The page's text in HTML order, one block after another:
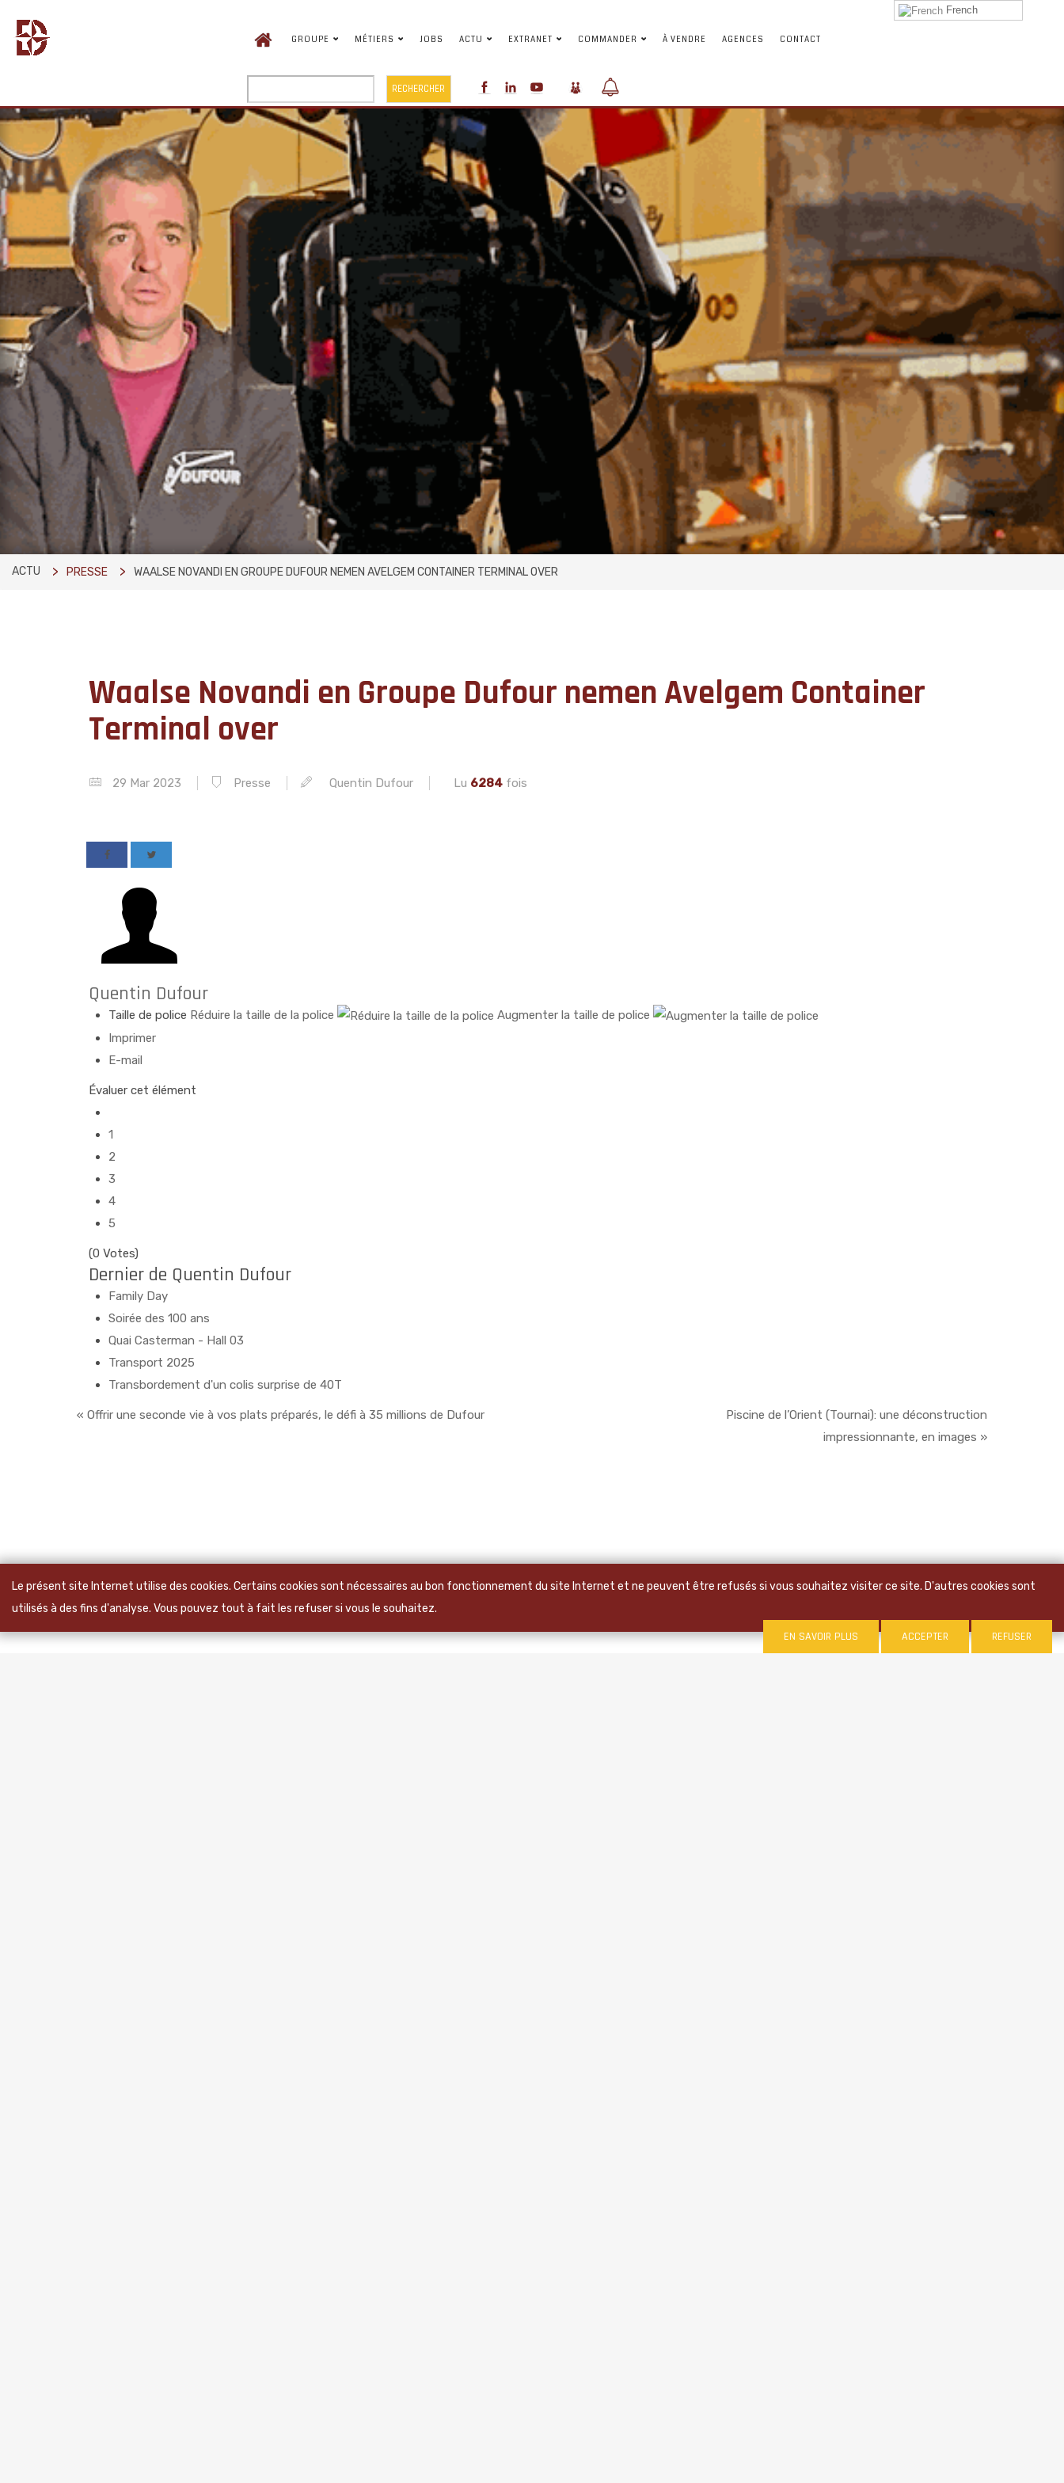
GROUPE MÉTIERS JOBS ACTU EXTRANET COMMANDER À VENDRE AGENCES CONTACT
RECHERCHER
French
ACTU PRESSE WAALSE NOVANDI EN GROUPE DUFOUR NEMEN AVELGEM CONTAINER TERMINAL OVER
Waalse Novandi en Groupe Dufour nemen Avelgem Container
Terminal over
29 Mar 2023 Presse Quentin Dufour Lu 6284 fois
Quentin Dufour
Taille de police Réduire la taille de la police
Augmenter la taille de police
Imprimer
E-mail
Évaluer cet élément
1
2
3
4
5
(0 Votes)
Dernier de Quentin Dufour
Family Day
Soirée des 100 ans
Quai Casterman - Hall 03
Transport 2025
Transbordement d'un colis surprise de 40T
« Offrir une seconde vie à vos plats préparés, le défi à 35 millions de Dufour
Piscine de l’Orient (Tournai): une déconstruction
impressionnante, en images »
Le présent site Internet utilise des cookies. Certains cookies sont nécessaires au bon fonctionnement du site Internet et ne peuvent être refusés si vous souhaitez visiter ce site. D'autres cookies sont
utilisés à des fins d'analyse. Vous pouvez tout à fait les refuser si vous le souhaitez.
EN SAVOIR PLUS ACCEPTER REFUSER